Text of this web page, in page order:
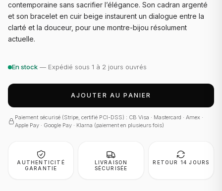
contemporaine sans sacrifier l’élégance. Son cadran argenté
et son bracelet en cuir beige instaurent un dialogue entre la
clarté et la douceur, pour une montre-bijou résolument
actuelle.
En stock — Expédié sous 1 à 2 jours ouvrés
AJOUTER AU PANIER
Paiement sécurisé (Stripe, certifié PCI-DSS) : CB Visa · Mastercard · Amex ·
Apple Pay · Google Pay · Klarna (paiement en plusieurs fois)
AUTHENTICITÉ
GARANTIE
LIVRAISON
SÉCURISÉE
RETOUR 14 JOURS